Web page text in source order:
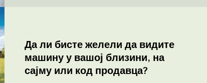
Да ли бисте желели да видите
машину у вашој близини, на
сајму или код продавца?